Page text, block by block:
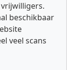
beschikbaar
veel scans